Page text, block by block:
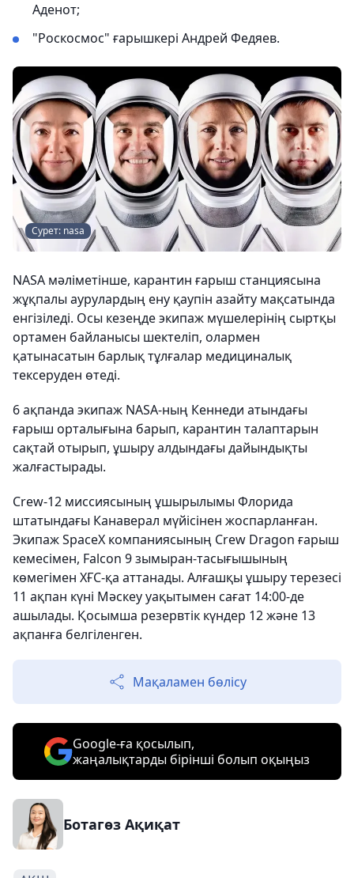
Аденот;
"Роскосмос" ғарышкері Андрей Федяев.
Сурет: nasa
NASA мәліметінше, карантин ғарыш станциясына
жұқпалы аурулардың ену қаупін азайту мақсатында
енгізіледі. Осы кезеңде экипаж мүшелерінің сыртқы
ортамен байланысы шектеліп, олармен
қатынасатын барлық тұлғалар медициналық
тексеруден өтеді.
6 ақпанда экипаж NASA-ның Кеннеди атындағы
ғарыш орталығына барып, карантин талаптарын
сақтай отырып, ұшыру алдындағы дайындықты
жалғастырады.
Crew-12 миссиясының ұшырылымы Флорида
штатындағы Канаверал мүйісінен жоспарланған.
Экипаж SpaceX компаниясының Crew Dragon ғарыш
кемесімен, Falcon 9 зымыран-тасығышының
көмегімен ХҒС-қа аттанады. Алғашқы ұшыру терезесі
11 ақпан күні Мәскеу уақытымен сағат 14:00-де
ашылады. Қосымша резервтік күндер 12 және 13
ақпанға белгіленген.
Мақаламен бөлісу
Google-ға қосылып,
жаңалықтарды бірінші болып оқыңыз
Ботагөз Ақиқат